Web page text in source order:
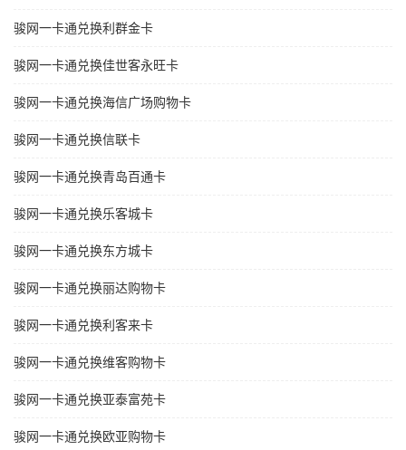
骏网一卡通兑换利群金卡
骏网一卡通兑换佳世客永旺卡
骏网一卡通兑换海信广场购物卡
骏网一卡通兑换信联卡
骏网一卡通兑换青岛百通卡
骏网一卡通兑换乐客城卡
骏网一卡通兑换东方城卡
骏网一卡通兑换丽达购物卡
骏网一卡通兑换利客来卡
骏网一卡通兑换维客购物卡
骏网一卡通兑换亚泰富苑卡
骏网一卡通兑换欧亚购物卡